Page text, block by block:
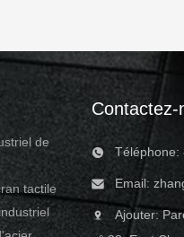
de
tactile
Contactez-
Téléphone:
Email:
Ajouter: Parc